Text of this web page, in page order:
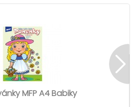
MFP A4 Babiky